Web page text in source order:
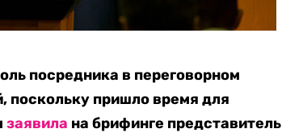
посредника в переговорном
поскольку пришло время для
заявила на брифинге представитель